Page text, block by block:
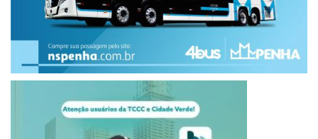
MANDAGUAÇU/PR
CINEMA NA ESCOLA – CURTAS-METRAGENS
27 de junho de 2025 – 9h, 10h, 13h30 e 14h30
PALESTRA “O CINEMA BRASILEIRO: MEMÓRIA, LUTA E
27 de junho de 2025 – Colégio Estadual – 10h
MOSTRA DE CINEMA AO AR LIVRE